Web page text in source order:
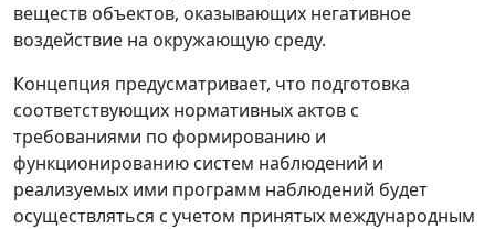
веществ объектов, оказывающих негативное
воздействие на окружающую среду.
Концепция предусматривает, что подготовка
соответствующих нормативных актов с
требованиями по формированию и
функционированию систем наблюдений и
реализуемых ими программ наблюдений будет
осуществляться с учетом принятых международным